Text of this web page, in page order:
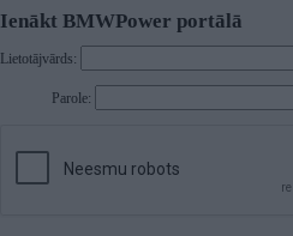
Ienākt BMWPower portālā
Lietotājvārds:
Parole: